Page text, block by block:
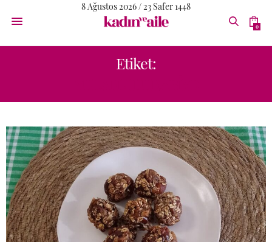
8 Ağustos 2026 / 23 Safer 1448
0
Etiket: